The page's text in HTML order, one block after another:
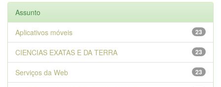
Assunto
23
Aplicativos móveis
23
CIENCIAS EXATAS E DA TERRA
23
Serviços da Web